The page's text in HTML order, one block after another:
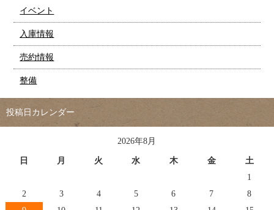
イベント
入庫情報
売約情報
整備
投稿日カレンダー
2026年8月
日 月 火 水 木 金
土
1
2
3 4 5 6 7
8